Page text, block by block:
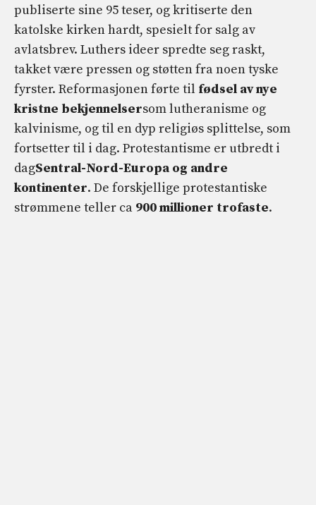
publiserte sine 95 teser, og kritiserte den
katolske kirken hardt, spesielt for salg av
avlatsbrev. Luthers ideer spredte seg raskt,
takket være pressen og støtten fra noen tyske
fyrster. Reformasjonen førte til fødsel av nye
kristne bekjennelsersom lutheranisme og
kalvinisme, og til en dyp religiøs splittelse, som
fortsetter til i dag. Protestantisme er utbredt i
dagSentral-Nord-Europa og andre
kontinenter. De forskjellige protestantiske
strømmene teller ca 900 millioner trofaste.